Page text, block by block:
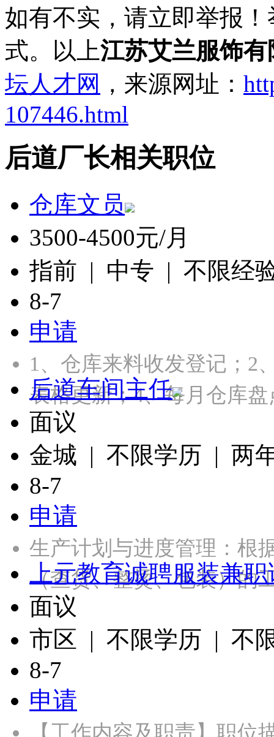
如有不实，请立即举报
式。以上江苏艾兰服饰
坛人才网 ，来源网址：
107446.html
后道厂长相关职位
仓库文员
3500-4500元/月
指前 | 中专 | 不限经
8-7
申请
1、仓库来料收发登记；2
表格更新；4、每月仓库
后道车间主任
面议
金城 | 不限学历 | 两
8-7
申请
生产计划与进度管理：根
（查货、整烫、包装）
上元教育诚聘服装兼
面议
市区 | 不限学历 | 不
8-7
申请
【工作内容及职责】职位